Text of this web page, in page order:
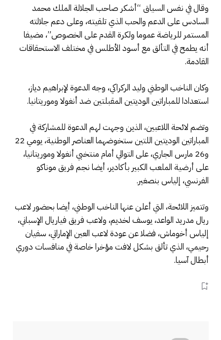
وقال في نفس السياق “أشكر صاحب الجلالة الملك محمد
السادس على الدعم والحب الذي تلقيته، وعلى دعم جلالته
المستمر للرياضة عموما ولكرة القدم على الخصوص”، مضيفا
أنه يطمح في التألق مع أسود الأطلس في مختلف الاستحقاقات
القادمة.
وكان الناخب الوطني وليد الركراكي، وجه الدعوة لإبراهيم دياز،
استعدادا للمباراتين الوديتين المقبلتين ضد أنغولا وموريتانيا.
وتضم لائحة اللاعبين، الذين وجهت لهم الدعوة للمشاركة في
المباراتين الوديتين اللتين ستخوضهما العناصر الوطنية، يومي 22
و26 مارس الجاري، على التوالي أمام منتخبي أنغولا وموريتانيا،
على أرضية الملعب الكبير بأكادير، أيضا نجم فريق موناكو
الفرنسي، إلياس بنصغير.
وتتميز اللائحة، التي أعلن عنها الناخب الوطني، أيضا بحضور لاعب
ريال مدريد الواعد، يوسف لخديم، ولاعب فريق فياريال الإسباني،
إلياس أخوماش، فضلا عن عودة لاعب العين الإماراتي، سفيان
رحيمي، الذي تألق بشكل لافت مؤخرا خاصة في منافسات دوري
أبطال آسيا.